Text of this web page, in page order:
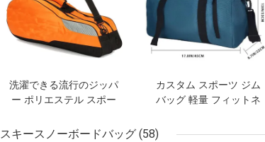
洗濯できる流行のジッパ
ー ポリエステル スポー
カスタム スポーツ ジム
バッグ 軽量 フィットネ
グ 乾燥 濡れ ポケット &
スキースノーボードバッグ (58)